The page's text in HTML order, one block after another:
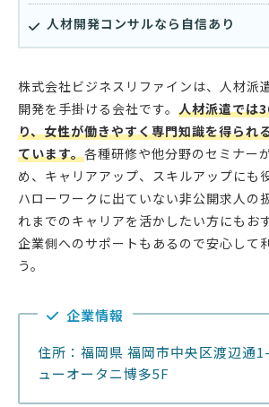
人材開発コンサルなら自信あり
株式会社ビジネスリファインは、人材派
開発を手掛ける会社です。 人材派遣では
り、女性が働きやすく専門知識を得られ
ています。各種研修や他分野のセミナー
め、キャリアアップ、スキルアップにも
ハローワークに出ていない非公開求人の
れまでのキャリアを活かしたい方にもお
企業側へのサポートもあるので安心して
う。
企業情報
住所：福岡県 福岡市中央区渡辺通
ューオータニ博多5F